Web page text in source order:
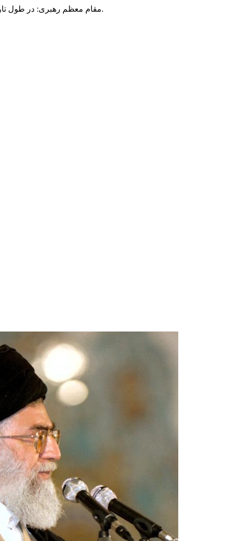
مقام معظم رهبری: در طول تاریخ، رنگ های گوناگون بر سیاست این کشور پهناور سایه افکند؛ اما رنگ ثابت مردم گیلان، رنگ ایمان بود.